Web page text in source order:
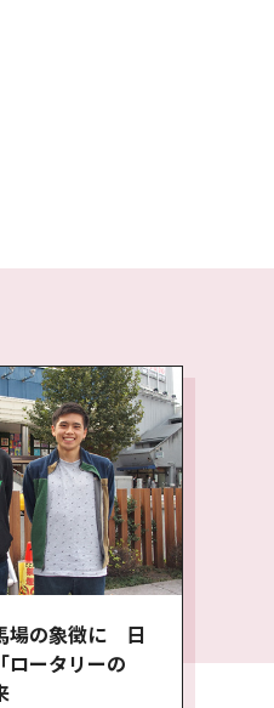
場の象徴に 日
ロータリーの